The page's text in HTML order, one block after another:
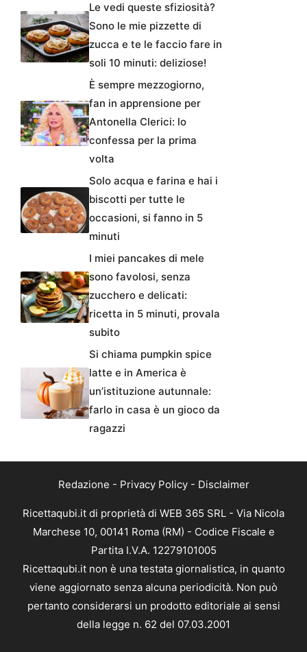
Le vedi queste sfiziosità?
Sono le mie pizzette di
zucca e te le faccio fare in
soli 10 minuti: deliziose!
È sempre mezzogiorno,
fan in apprensione per
Antonella Clerici: lo
confessa per la prima
volta
Solo acqua e farina e hai i
biscotti per tutte le
occasioni, si fanno in 5
minuti
I miei pancakes di mele
sono favolosi, senza
zucchero e delicati:
ricetta in 5 minuti, provala
subito
Si chiama pumpkin spice
latte e in America è
un’istituzione autunnale:
farlo in casa è un gioco da
ragazzi
Redazione - Privacy Policy- Disclaimer
Ricettaqubi.it di proprietà di WEB 365 SRL - Via Nicola
Marchese 10, 00141 Roma (RM) - Codice Fiscale e
Partita I.V.A. 12279101005
Ricettaqubi.it non è una testata giornalistica, in quanto
viene aggiornato senza alcuna periodicità. Non può
pertanto considerarsi un prodotto editoriale ai sensi
della legge n. 62 del 07.03.2001